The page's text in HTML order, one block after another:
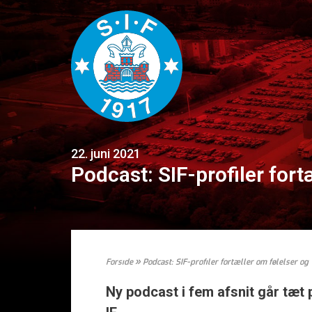
22. juni 2021
Podcast: SIF-profiler
Forside» Podcast: SIF-profiler fortæller om følelser
Ny podcast i fem afsnit går tæt